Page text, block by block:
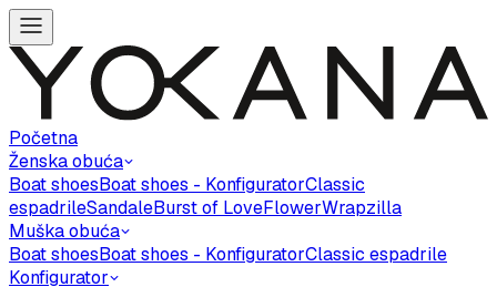
Početna
Ženska obuća
Boat shoesBoat shoes - KonfiguratorClassic
espadrileSandaleBurst of LoveFlowerWrapzilla
Muška obuća
Boat shoesBoat shoes - KonfiguratorClassic espadrile
Konfigurator